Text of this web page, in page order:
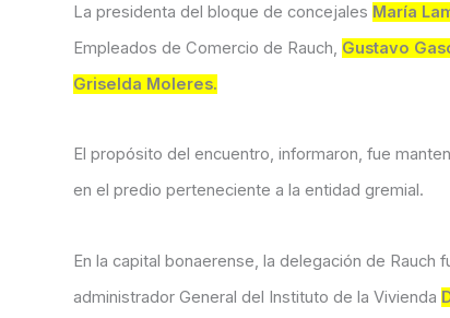
La presidenta del bloque de concejales María
Empleados de Comercio de Rauch, Gustavo
Griselda Moleres.
El propósito del encuentro, informaron, fue
en el predio perteneciente a la entidad gremial.
En la capital bonaerense, la delegación de
administrador General del Instituto de la Vivienda